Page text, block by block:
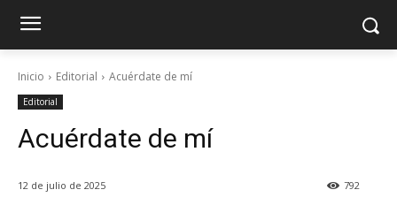
Inicio Editorial Acuérdate de mí
Editorial
Acuérdate de mí
12 de julio de 2025 792